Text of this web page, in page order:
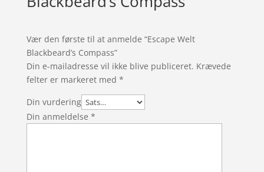
Vær den første til at anmelde “Escape Welt
Blackbeard’s Compass”
Din e-mailadresse vil ikke blive publiceret. Krævede
felter er markeret med *
Din vurdering
Din anmeldelse *